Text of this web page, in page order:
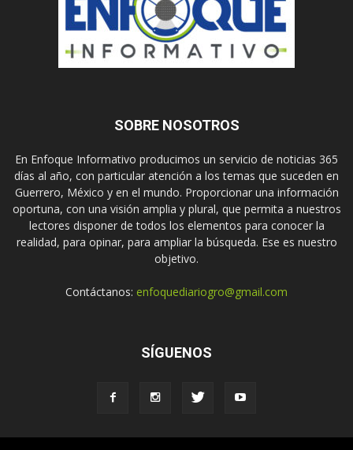
SOBRE NOSOTROS
En Enfoque Informativo producimos un servicio de noticias 365
días al año, con particular atención a los temas que suceden en
Guerrero, México y en el mundo. Proporcionar una información
oportuna, con una visión amplia y plural, que permita a nuestros
lectores disponer de todos los elementos para conocer la
realidad, para opinar, para ampliar la búsqueda. Ese es nuestro
objetivo.
Contáctanos: enfoquediariogro@gmail.com
SÍGUENOS